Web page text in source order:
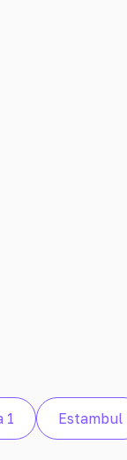
1 Estambul